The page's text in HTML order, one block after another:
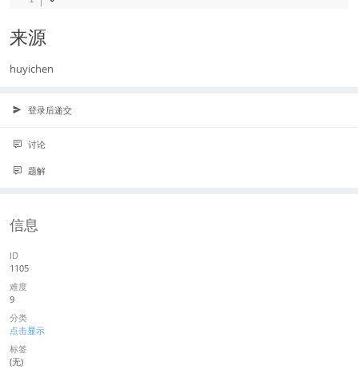
来源
huyichen
登录后递交
讨论
题解
信息
ID
1105
难度
9
分类
点击显示
标签
(无)